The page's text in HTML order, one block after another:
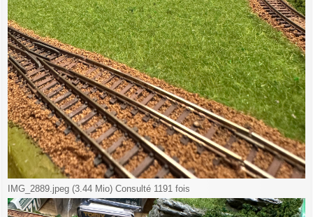
IMG_2889.jpeg (3.44 Mio) Consulté 1191 fois